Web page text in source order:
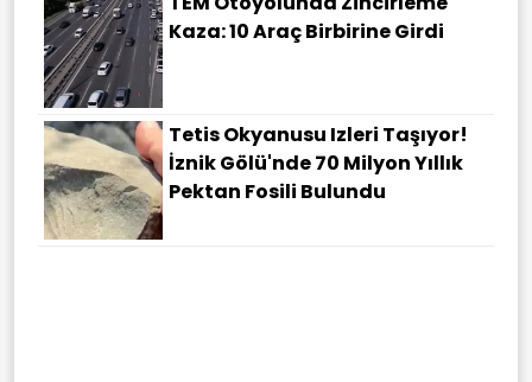
Kaza: 10 Araç Birbirine Girdi
Tetis Okyanusu Izleri Taşıyor!
İznik Gölü'nde 70 Milyon Yıllık
Pektan Fosili Bulundu